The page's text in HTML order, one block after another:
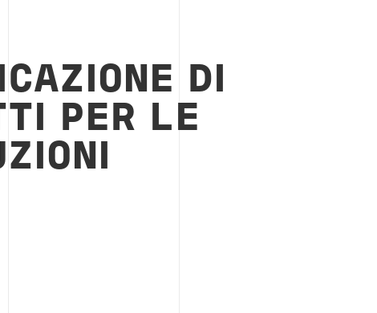
DI
PER LE